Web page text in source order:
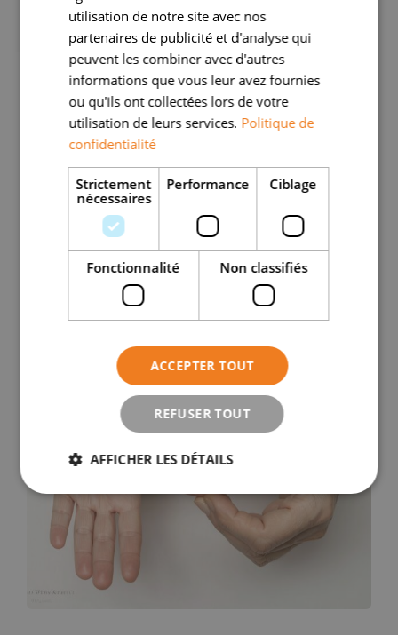
5. Massage entre le pouce et l’index
Pincez doucement la masse musculaire située
entre le pouce et l’index et massez-la avec des
mouvements circulaires. Cette zone joue un
rôle clé dans la préhension et peut accumuler
des tensions.
utilisation de notre site avec nos
partenaires de publicité et d'analyse qui
peuvent les combiner avec d'autres
informations que vous leur avez fournies
ou qu'ils ont collectées lors de votre
utilisation de leurs services. Politique de
confidentialité
Strictement
nécessaires
Performance Ciblage
Fonctionnalité Non classifiés
ACCEPTER TOUT
REFUSER TOUT
AFFICHER LES DÉTAILS